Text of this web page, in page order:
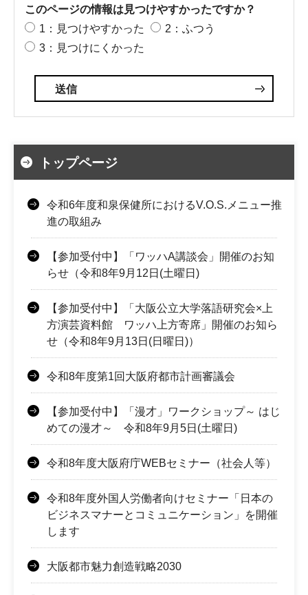
このページの情報は見つけやすかったですか？
1：見つけやすかった
2：ふつう
3：見つけにくかった
トップページ
令和6年度和泉保健所におけるV.O.S.メニュー推
進の取組み
【参加受付中】「ワッハA講談会」開催のお知
らせ（令和8年9月12日(土曜日)
【参加受付中】「大阪公立大学落語研究会×上
方演芸資料館 ワッハ上方寄席」開催のお知ら
せ（令和8年9月13日(日曜日)）
令和8年度第1回大阪府都市計画審議会
【参加受付中】「漫才」ワークショップ～ はじ
めての漫才～ 令和8年9月5日(土曜日)
令和8年度大阪府庁WEBセミナー（社会人等）
令和8年度外国人労働者向けセミナー「日本の
ビジネスマナーとコミュニケーション」を開催
します
大阪都市魅力創造戦略2030